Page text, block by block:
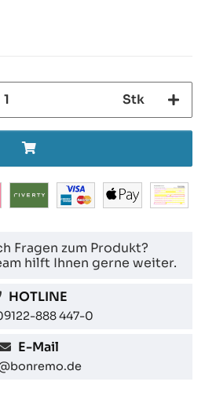
Stk
Fragen zum Produkt?
hilft Ihnen gerne weiter.
HOTLINE
888 447-0
E-Mail